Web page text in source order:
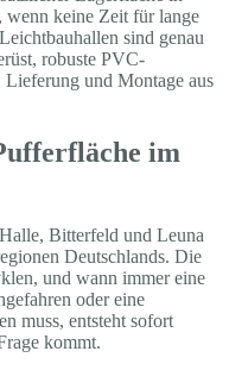
wenn keine Zeit für lange
sind genau
robuste PVC-
Lieferung und Montage aus
im
Bitterfeld und Leuna
Deutschlands. Die
und wann immer eine
oder eine
muss, entsteht sofort
kommt.